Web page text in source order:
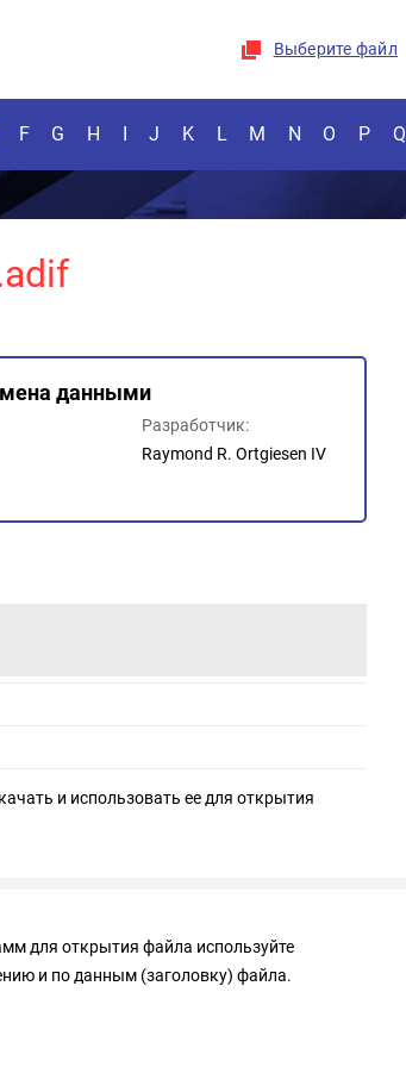
Выберите файл
F G H I J K L M N O P Q
данными
Разработчик:
Raymond R. Ortgiesen IV
и использовать ее для открытия
для открытия файла используйте
и по данным (заголовку) файла.